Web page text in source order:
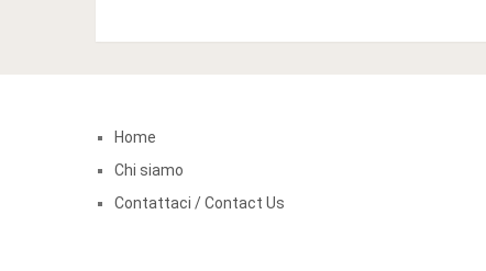
Home
Chi siamo
Contattaci / Contact Us